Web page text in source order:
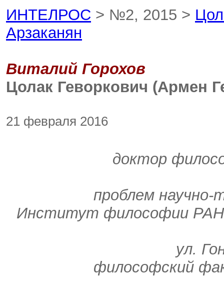
ИНТЕЛРОС > №2, 2015 >
Арзаканян
Виталий Горохов
Цолак Геворкович (Армен
21 февраля 2016
доктор
проблем научно-
Институт философии РАН.
ул.
философский